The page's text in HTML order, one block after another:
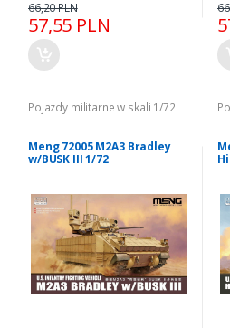
57,55 PLN
66,20 PLN
Pojazdy militarne w skali 1/72
Meng 72005 M2A3 Bradley
w/BUSK III 1/72